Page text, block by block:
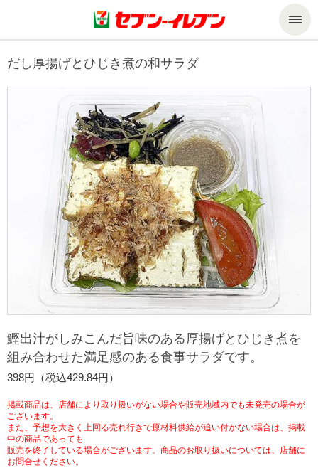
商品のご案内
今週の新商品
来週の新商品
商品カテゴリ一覧
セブンプレミアム
食の安全・安心への取組み
ギフト
プリペイドカード・金券
ニンテンドー・ダウンロードカード
セール・キャンペーン
サービストップ
nanacoトップ
マルチコピー機でできること
マルチコピー機でできることトップ
コピー
プリント
スキャン
ファクス
便利なサービス
宅配便
切手・はがき・印紙
セブン銀行ATM
ご利用可能なお支払い方法
チケットサービス
セブンチケット
チケットぴあ
イープラス
セブン‐イレブンでお受取り
タワーレコード
セブンネットショッピング
停電時のサービス停止のお知らせ
企業情報トップ
ニュースリリース
ごあいさつ
企業理念
会社概要
貸借対照表・損益計算書
沿革
私たちの取組み
サステナビリティ
サステナビリティトップ
セブン＆アイ・ホールディングスの重点課題
サステナビリティ活動基本方針
サステナビリティ推進体制
GREEN CHALLENGE 2050
加盟店オーナー募集 物件募集・購入
店舗検索
ネットショッピング
お問い合わせ
だし厚揚げとひじき煮の和サラダ
鰹出汁がしみこんだ旨味のある厚揚げとひじき煮を
組み合わせた満足感のある食事サラダです。
398円（税込429.84円）
掲載商品は、店舗により取り扱いがない場合や販売地域内でも未発売の場合が
ございます。
また、予想を大きく上回る売れ行きで原材料供給が追い付かない場合は、掲載
中の商品であっても
販売を終了している場合がございます。商品のお取り扱いについては、店舗に
お問合せください。